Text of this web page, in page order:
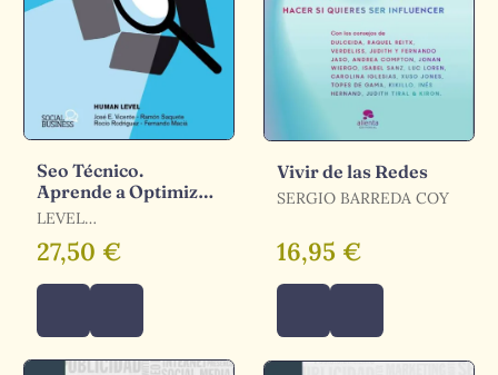
Seo Técnico.
Aprende a Optimizar
tu Web Como un
LEVEL
COMMUNICATIONS,
HUMAN
27,50 €
Vivir de las Redes
SERGIO BARREDA COY
16,95 €